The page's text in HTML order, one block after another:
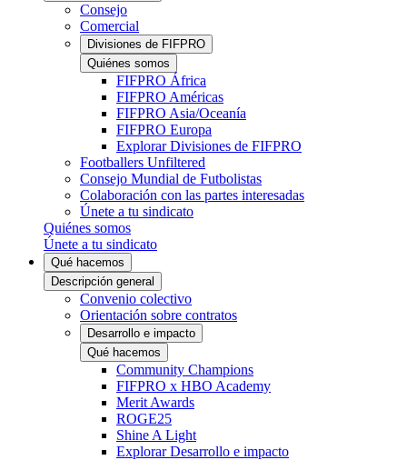
Consejo
Comercial
Divisiones de FIFPRO
Quiénes somos
FIFPRO África
FIFPRO Américas
FIFPRO Asia/Oceanía
FIFPRO Europa
Explorar Divisiones de FIFPRO
Footballers Unfiltered
Consejo Mundial de Futbolistas
Colaboración con las partes interesadas
Únete a tu sindicato
Quiénes somos
Únete a tu sindicato
Qué hacemos
Descripción general
Convenio colectivo
Orientación sobre contratos
Desarrollo e impacto
Qué hacemos
Community Champions
FIFPRO x HBO Academy
Merit Awards
ROGE25
Shine A Light
Explorar Desarrollo e impacto